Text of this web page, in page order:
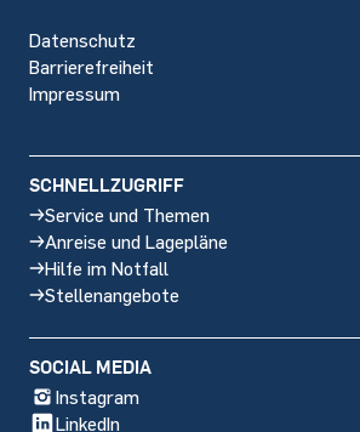
Datenschutz
Barrierefreiheit
Impressum
SCHNELLZUGRIFF
Service und Themen
Anreise und Lagepläne
Hilfe im Notfall
Stellenangebote
SOCIAL MEDIA
Instagram
LinkedIn